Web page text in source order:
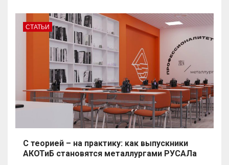
СТАТЬИ
С теорией – на практику: как выпускники
АКОТиБ становятся металлургами РУСАЛа